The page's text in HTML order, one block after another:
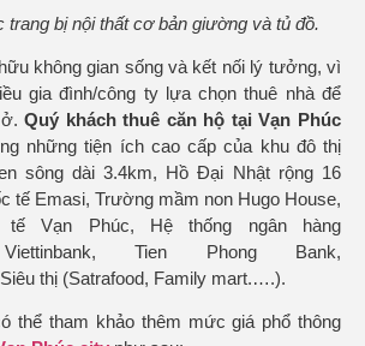
trang bị nội thất cơ bản giường và tủ đồ.
không gian sống và kết nối lý tưởng, vì
gia đình/công ty lựa chọn thuê nhà để
ở.Quý khách thuê căn hộ tại Vạn Phúc
những tiện ích cao cấp của khu đô thị
sông dài 3.4km, Hồ Đại Nhật rộng 16
tế Emasi, Trường mầm non Hugo House,
tế Vạn Phúc, Hệ thống ngân hàng
Viettinbank, Tien Phong Bank,
thị (Satrafood, Family mart.….).
thể tham khảo thêm mức giá phổ thông